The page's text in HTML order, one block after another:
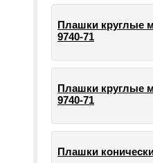
Плашки круглые
9740-71
Плашки круглые
9740-71
Плашки